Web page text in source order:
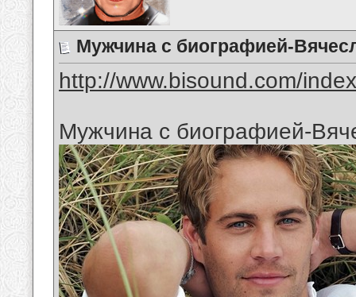
Мужчина с биографией-
http://www.bisound.com/
Мужчина с биографией-